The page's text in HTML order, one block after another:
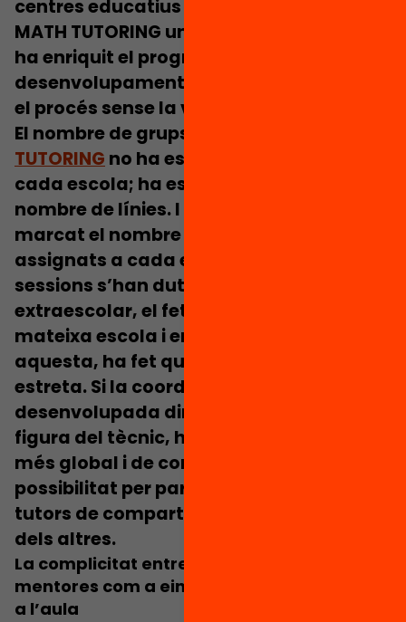
centres educatius i als tutors i tutores de
MATH TUTORING una mirada global que
ha enriquit el programa i el seu bon
desenvolupament. Com hauria sigut tot
el procés sense la vostra intervenció?
El nombre de grups que han fet
TUTORING no ha estat el mateix per a
cada escola; ha estat determinat pel
nombre de línies. I això també ha
marcat el nombre de tutores i tutors
assignats a cada escola. Tot i que les
sessions s’han dut a terme en horari
extraescolar, el fet de fer-les a la
mateixa escola i en col·laboració amb
aquesta, ha fet que la relació fos molt
estreta. Si la coordinació hagués estat
desenvolupada directament, sense la
figura del tècnic, hauria faltat
més global i de conjunt del programa i la
possibilitat per part de les tutores i
tutors de compartir i aprendre els uns
dels altres.
La complicitat entre persones docents i
mentores com a eina per la transformació
a l’aula